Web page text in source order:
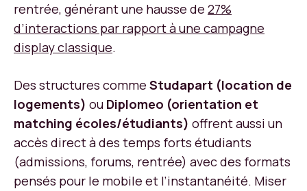
rentrée, générant une hausse de 27%
d’interactions par rapport à une campagne
display classique.
Des structures comme Studapart (location de
logements) ou Diplomeo (orientation et
matching écoles/étudiants) offrent aussi un
accès direct à des temps forts étudiants
(admissions, forums, rentrée) avec des formats
pensés pour le mobile et l’instantanéité. Miser